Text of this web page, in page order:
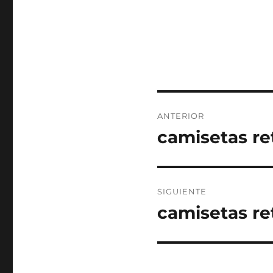
de
ANTERIOR
Entrada
camisetas
SIGUIENTE
Entrada
camisetas